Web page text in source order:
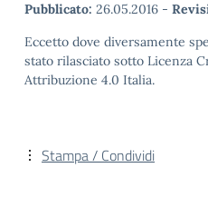
Pubblicato: 26.05.2016 -
Eccetto dove diversamente
stato rilasciato sotto Licenza
Attribuzione 4.0 Italia.
Stampa / Condividi